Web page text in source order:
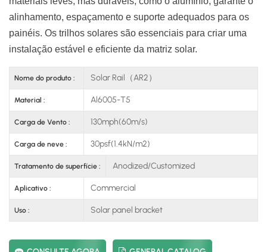
alinhamento, espaçamento e suporte adequados para os
painéis. Os trilhos solares são essenciais para criar uma
instalação estável e eficiente da matriz solar.
Nome do produto : Solar Rail（AR2）
Material : Al6005-T5
Carga de Vento : 130mph(60m/s)
Carga de neve : 30psf(1.4kN/m2)
Tratamento de superfície : Anodized/Customized
Aplicativo : Commercial
Uso : Solar panel bracket